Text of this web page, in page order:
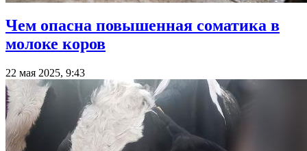
Чем опасна повышенная соматика в
молоке коров
22 мая 2025, 9:43